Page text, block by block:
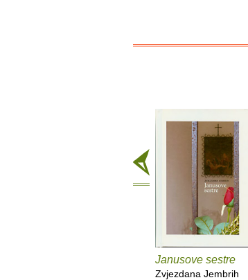
Janusove sestre
Zvjezdana Jembrih